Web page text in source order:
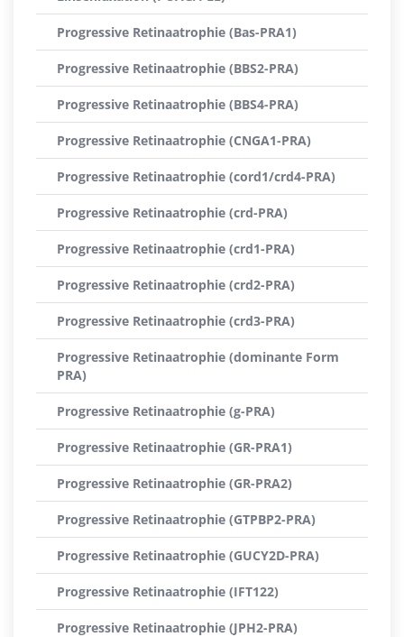
Progressive Retinaatrophie (Bas-PRA1)
Progressive Retinaatrophie (BBS2-PRA)
Progressive Retinaatrophie (BBS4-PRA)
Progressive Retinaatrophie (CNGA1-PRA)
Progressive Retinaatrophie (cord1/crd4-PRA)
Progressive Retinaatrophie (crd-PRA)
Progressive Retinaatrophie (crd1-PRA)
Progressive Retinaatrophie (crd2-PRA)
Progressive Retinaatrophie (crd3-PRA)
Progressive Retinaatrophie (dominante Form
PRA)
Progressive Retinaatrophie (g-PRA)
Progressive Retinaatrophie (GR-PRA1)
Progressive Retinaatrophie (GR-PRA2)
Progressive Retinaatrophie (GTPBP2-PRA)
Progressive Retinaatrophie (GUCY2D-PRA)
Progressive Retinaatrophie (IFT122)
Progressive Retinaatrophie (JPH2-PRA)